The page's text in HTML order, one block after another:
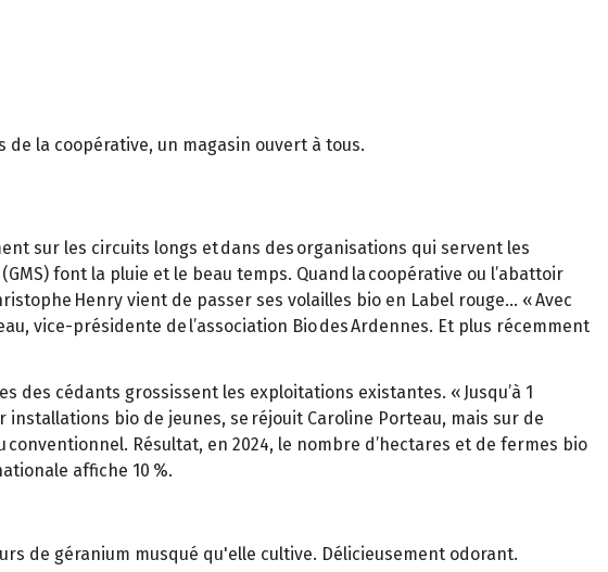
la coopérative, un magasin ouvert à tous.
sur les circuits longs et dans des organisations qui servent les
font la pluie et le beau temps. Quand la coopérative ou l’abattoir
Henry vient de passer ses volailles bio en Label rouge… « Avec
vice-présidente de l’association Bio des Ardennes. Et plus récemment
des cédants grossissent les exploitations existantes. « Jusqu’à 1
installations bio de jeunes, se réjouit Caroline Porteau, mais sur de
Résultat, en 2024, le nombre d’hectares et de fermes bio
affiche 10 %.
de géranium musqué qu'elle cultive. Délicieusement odorant.